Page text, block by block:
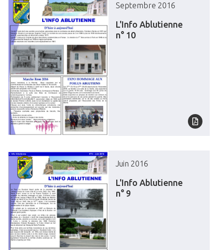
Septembre 2016
L'Info Ablutienne
n° 10
Juin 2016
L'Info Ablutienne
n° 9